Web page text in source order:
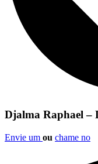
Djalma Raphael –
Envie um ou chame no